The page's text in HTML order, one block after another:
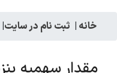
خانه | ثبت نام در سایت|